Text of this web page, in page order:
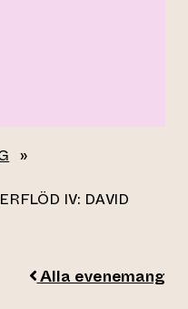
»
IV: DAVID
Alla evenemang